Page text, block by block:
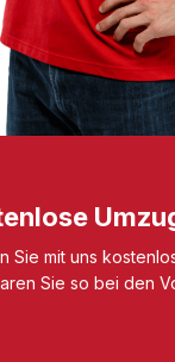
Sie mit uns
Sie so bei den